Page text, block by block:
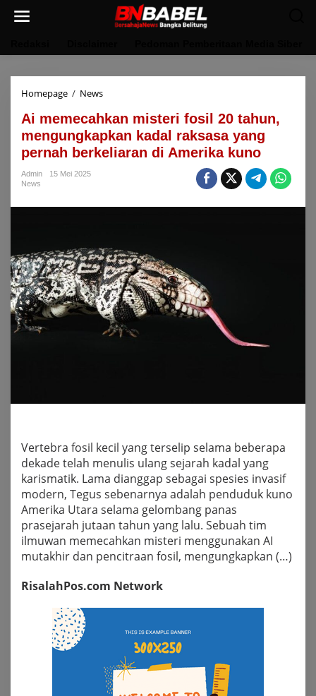
Homepage / NewsAi
misteri
fosil
20
tahun,
yang
di
Amerika
kuno
Ai memecahkan misteri fosil 20 tahun,
mengungkapkan kadal raksasa yang
pernah berkeliaran di Amerika kuno
Admin
15 Mei 2025
News
Vertebra fosil kecil yang terselip selama beberapa
dekade telah menulis ulang sejarah kadal yang
karismatik. Lama dianggap sebagai spesies invasif
modern, Tegus sebenarnya adalah penduduk kuno
Amerika Utara selama gelombang panas
prasejarah jutaan tahun yang lalu. Sebuah tim
ilmuwan memecahkan misteri menggunakan AI
mutakhir dan pencitraan fosil, mengungkapkan (…)
RisalahPos.com Network